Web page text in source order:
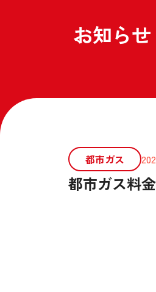
お知らせ
都市ガス
都市ガス料